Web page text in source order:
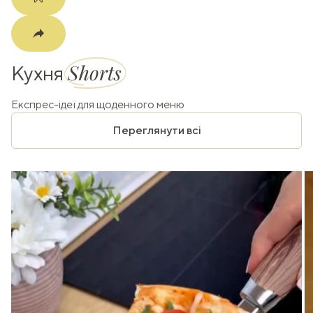
КухняShorts
Експрес-ідеї для щоденного меню
Переглянути всі